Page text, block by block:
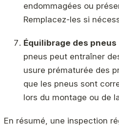
endommagées ou
Remplacez-les si
Équilibrage des pneus
pneus peut entraîner
usure prématurée des
que les pneus sont
lors du montage ou de
En résumé, une inspection